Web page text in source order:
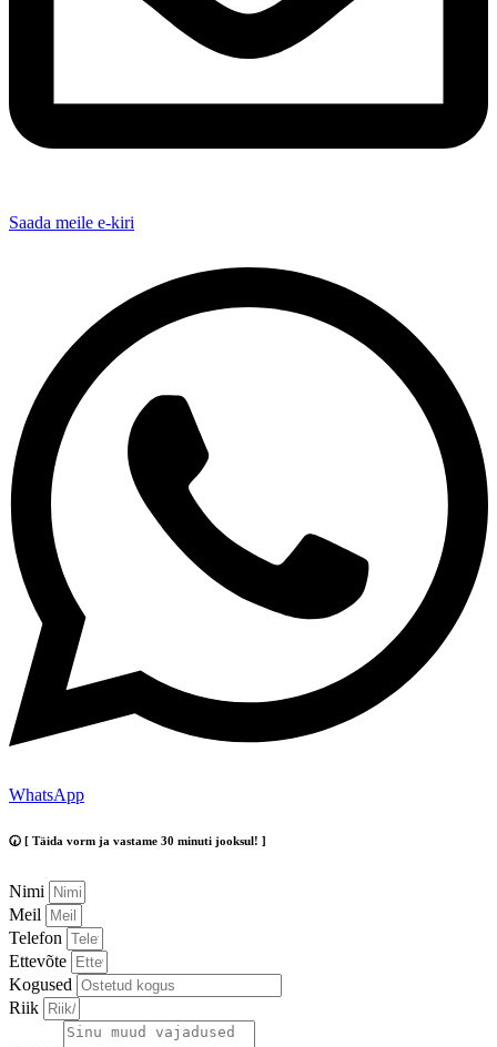
Saada meile e-kiri
WhatsApp
🕢 [ Täida vorm ja vastame 30 minuti jooksul! ]
Nimi
Meil
Telefon
Ettevõte
Kogused
Riik